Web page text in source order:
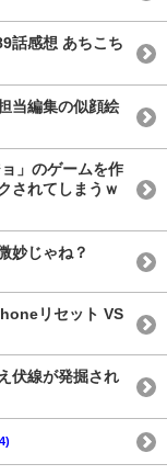
話感想 あちこち
当編集の似顔絵
」のゲームを作
されてしまうｗ
妙じゃね？
リセット VS
伏線が発掘され